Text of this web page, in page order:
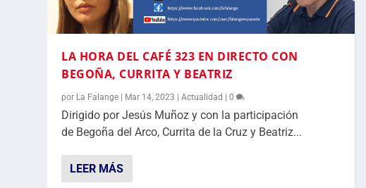
LA HORA DEL CAFÉ 323 EN DIRECTO CON
BEGOÑA, CURRITA Y BEATRIZ
por La Falange Mar 14, 2023 |Actualidad |0
Dirigido por Jesús Muñoz y con la participación
de Begoña del Arco, Currita de la Cruz y Beatriz...
LEER MÁS